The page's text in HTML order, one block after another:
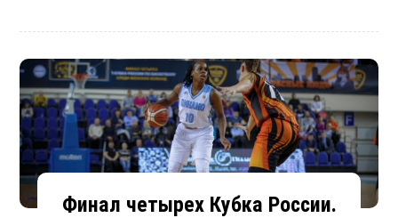
Финал четырех Кубка России.